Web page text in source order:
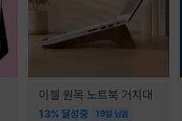
이젤 원목 노트북 거치대
13% 달성중 19일 남음